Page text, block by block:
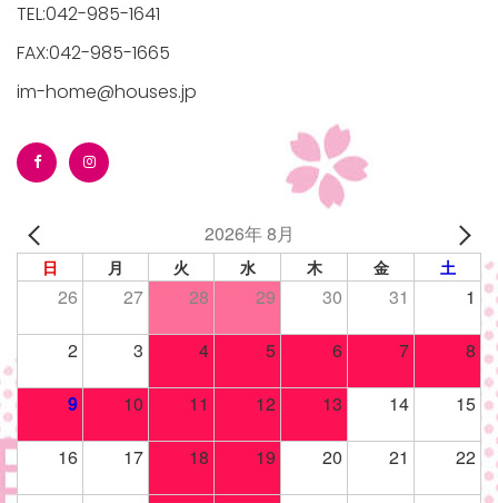
manager/wp-
top-
TEL:042-985-1641
FAX:042-985-1665
im-home@houses.jp
2026年 8月
日 月 火 水 木 金 土
26 27 28 29 30 31 1
2 3 4 5 6 7 8
9 10 11 12 13 14 15
16 17 18 19 20 21 22